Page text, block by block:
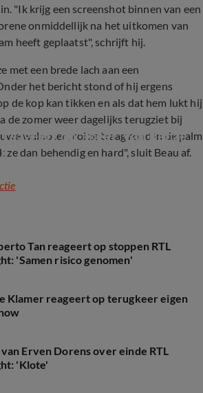
"Ik krijg een screenshot binnen van een
onmiddellijk na het uitkomen van
heeft geplaatst", schrijft hij.
met een brede lach aan een
het bericht stond of hij ergens
de kop kan tikken en als dat hem lukt hij
de zomer weer dagelijks terugziet bij
walnoten, rol ze traag rond in de palm
ze dan behendig en hard", sluit Beau af.
op 'sneer' van Renze
Tan reageert op stoppen RTL
'Samen risico genomen'
Klamer reageert op terugkeer eigen
van Erven Dorens over einde RTL
'Klote'